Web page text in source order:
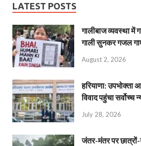
LATEST POSTS
गालीबाज व्‍यवस्‍था में
गाली सुनकर गजल
August 2, 2026
हरियाणा: उपभोक्ता
विवाद पहुंचा सर्वोच्च
July 28, 2026
जंतर-मंतर पर